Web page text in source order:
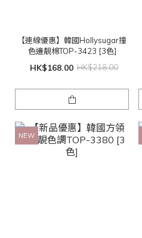
【連線優惠】韓國Hollysugar撞
色邊靚棉TOP-3423 [3色]
HK$168.00 HK$218.00
NEW